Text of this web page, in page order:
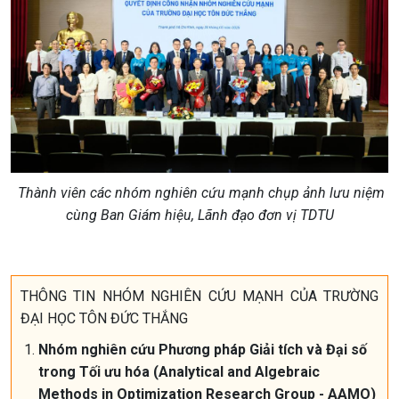
Thành viên các nhóm nghiên cứu mạnh chụp ảnh lưu niệm
cùng Ban Giám hiệu, Lãnh đạo đơn vị TDTU
THÔNG TIN NHÓM NGHIÊN CỨU MẠNH CỦA TRƯỜNG
ĐẠI HỌC TÔN ĐỨC THẮNG
Nhóm nghiên cứu Phương pháp Giải tích và Đại số
trong Tối ưu hóa (Analytical and Algebraic
Methods in Optimization Research Group - AAMO)